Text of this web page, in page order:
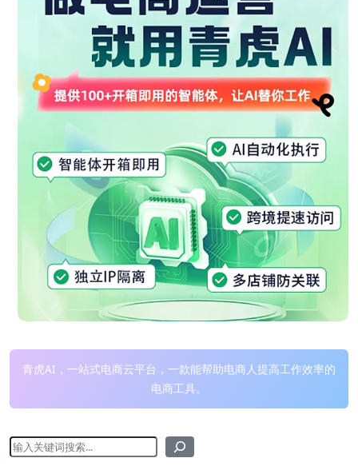
青虎AI，一站式电商云平台，一款能帮助电商人提高工作效率的
电商工具。